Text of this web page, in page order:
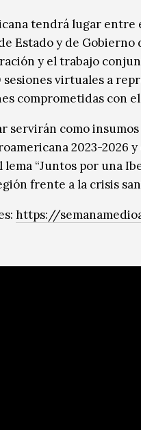
tendrá lugar entre
Estado y de
y el trabajo
virtuales a
comprometidas con
servirán como
2023-2026
“Juntos por una
frente a la crisis
https://